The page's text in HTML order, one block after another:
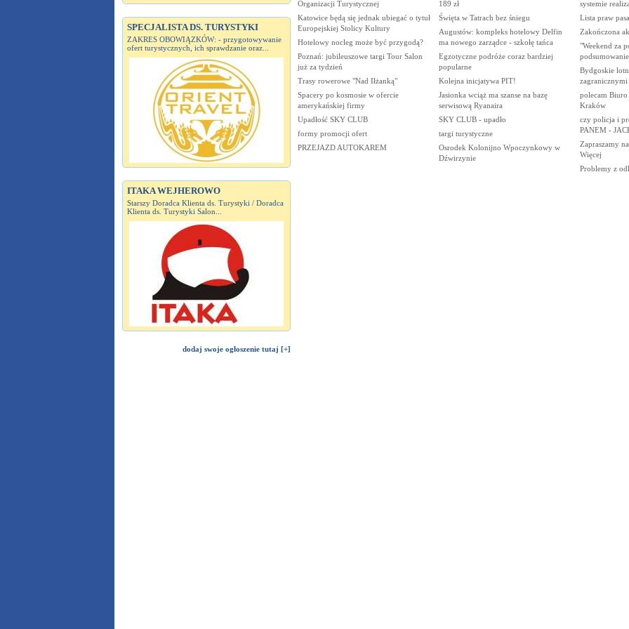
SPECJALISTA DS. TURYSTYKI
ZAKRES OBOWIĄZKÓW: - przygotowywanie
ofert turystycznych, ich sprawdzanie oraz...
ITAKA WEJHEROWO
Starszy Doradca Klienta ds. Turystyki / Doradca
Klienta ds. Turystyki Salon...
dodaj swoje ogłoszenie tutaj [+]
Organizacji Turystycznej
Katowice będą się jednak ubiegać o tytuł
Europejskiej Stolicy Kultury
Hotelowy nocleg może być przygodą?
Poznań: jubileuszowe targi Tour Salon
już za tydzień
Trasy rowerowe "Nad Iłżanką"
Spacery po kosmosie w ofercie
amerykańskiej firmy
Upadłość SKY CLUB
formy promocji ofert
PRZEJAZD AUTOKAREM
189 zł
Święta w Tatrach bez śniegu
Augustów: kompleks hotelowy Delfin
ma nowego zarządce - szkołę tańca
Egzotyczne podróże coraz bardziej
popularne
Kolejna inicjatywa PIT!
Jasionka wciąż ma szanse na bazę
serwisową Ryanaira
SKY CLUB - upadło
targi turystyczne
Osrodek Kolonijno Wpoczynkowy w
Dźwirzynie
systemie
Lista praw
Zakończona
"Weekend za
podsumowanie
Bydgoskie
polecam
Kraków
czy policja i
PANEM -
Zapraszamy
Więcej
Problemy z